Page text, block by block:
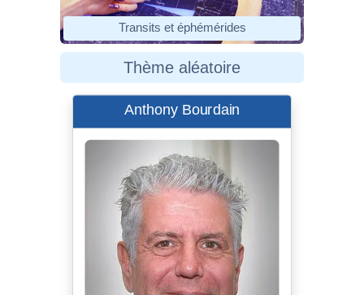
Transits et éphémérides
Thème aléatoire
Anthony Bourdain